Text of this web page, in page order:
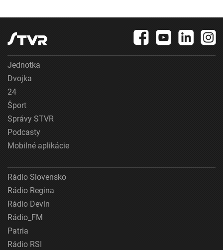
Jednotka
Dvojka
24
Šport
Správy STVR
Podcasty
Mobilné aplikácie
Rádio Slovensko
Rádio Regina
Rádio Devín
Rádio_FM
Patria
Rádio RSI